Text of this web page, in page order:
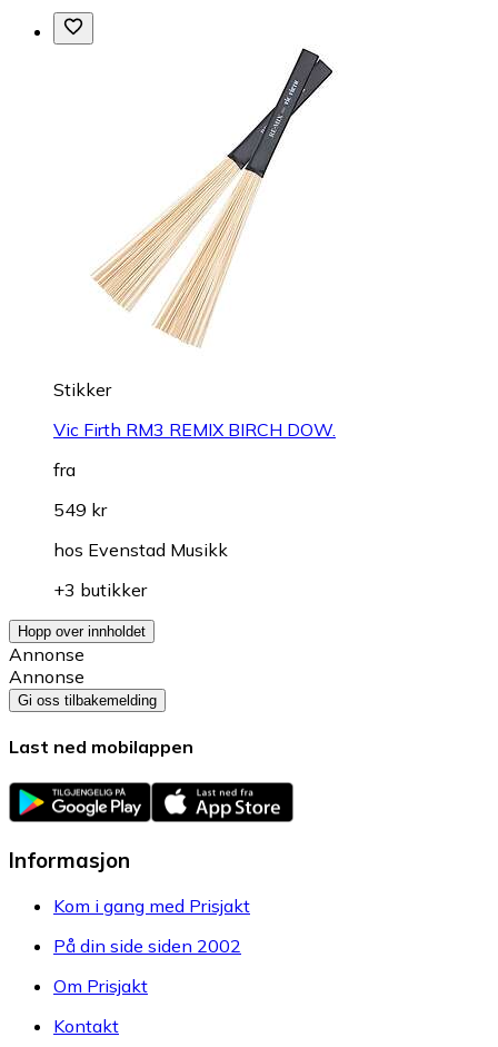
Stikker
Vic Firth RM3 REMIX BIRCH DOW.
fra
549 kr
hos Evenstad Musikk
+3 butikker
Hopp over innholdet
Annonse
Annonse
Gi oss tilbakemelding
Last ned mobilappen
Informasjon
Kom i gang med Prisjakt
På din side siden 2002
Om Prisjakt
Kontakt